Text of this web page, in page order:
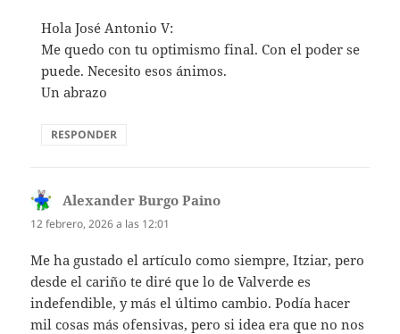
Hola José Antonio V:
Me quedo con tu optimismo final. Con el poder se
puede. Necesito esos ánimos.
Un abrazo
RESPONDER
Alexander Burgo Paino
12 febrero, 2026 a las 12:01
Me ha gustado el artículo como siempre, Itziar, pero
desde el cariño te diré que lo de Valverde es
indefendible, y más el último cambio. Podía hacer
mil cosas más ofensivas, pero si idea era que no nos